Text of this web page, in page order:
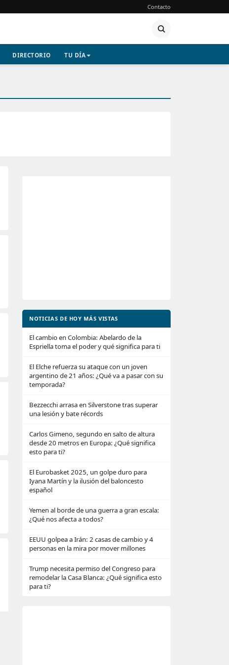
Contacto
DIRECTORIO TU DÍA
NOTICIAS DE HOY MÁS VISTAS
El cambio en Colombia: Abelardo de la
Espriella toma el poder y qué significa para ti
El Elche refuerza su ataque con un joven
argentino de 21 años: ¿Qué va a pasar con su
temporada?
Bezzecchi arrasa en Silverstone tras superar
una lesión y bate récords
Carlos Gimeno, segundo en salto de altura
desde 20 metros en Europa: ¿Qué significa
esto para ti?
El Eurobasket 2025, un golpe duro para
Iyana Martín y la ilusión del baloncesto
español
Yemen al borde de una guerra a gran escala:
¿Qué nos afecta a todos?
EEUU golpea a Irán: 2 casas de cambio y 4
personas en la mira por mover millones
Trump necesita permiso del Congreso para
remodelar la Casa Blanca: ¿Qué significa esto
para ti?